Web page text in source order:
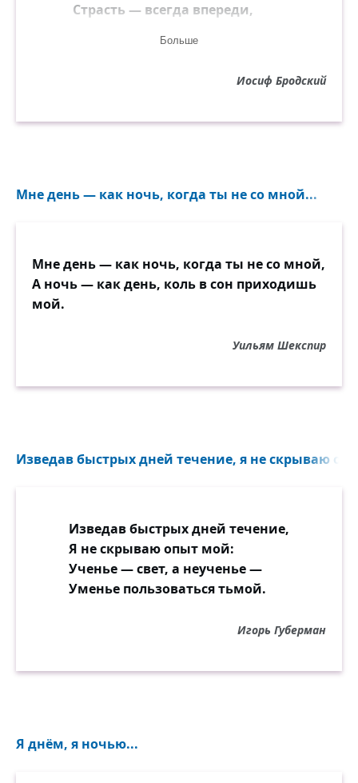
Страсть — всегда впереди,
Сзади прялкой в груди
льются речки из мглы,
Засвети же свечу
кто, к минувшему глух
и к грядущему прост,
под небесною мглой,
И, невольным объят
страхом, вздрогнет, как мышь,
Засвети же свечу
на краю темноты.
Я увидеть хочу
словно скатерть с пятном
чтоб он вдруг не упал,
Больше
Иосиф Бродский
Мне день — как ночь, когда ты не со мной...
Мне день — как ночь, когда ты не со мной,
А ночь — как день, коль в сон приходишь
мой.
Уильям Шекспир
Изведав быстрых дней течение, я не скрываю
Изведав быстрых дней течение,
Я не скрываю опыт мой:
Ученье — свет, а неученье —
Уменье пользоваться тьмой.
Игорь Губерман
Я днём, я ночью...